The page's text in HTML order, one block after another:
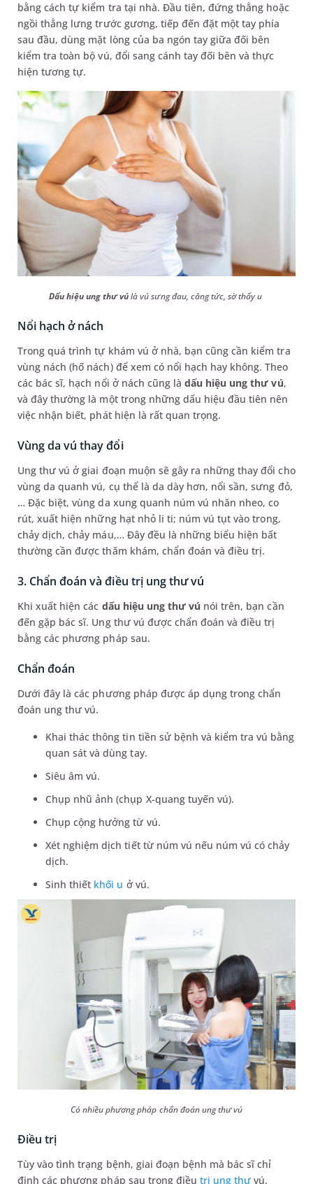
bằng cách tự kiểm tra tại nhà. Đầu tiên, đứng thẳng hoặc
ngồi thẳng lưng trước gương, tiếp đến đặt một tay phía
sau đầu, dùng mặt lòng của ba ngón tay giữa đối bên
kiểm tra toàn bộ vú, đổi sang cánh tay đối bên và thực
hiện tương tự.
Dấu hiệu ung thư vúlà vú sưng đau, căng tức, sờ thấy u
Nổi hạch ở nách
Trong quá trình tự khám vú ở nhà, bạn cũng cần kiểm tra
vùng nách (hố nách) để xem có nổi hạch hay không. Theo
các bác sĩ, hạch nổi ở nách cũng làdấu hiệu ung thư vú,
và đây thường là một trong những dấu hiệu đầu tiên nên
việc nhận biết, phát hiện là rất quan trọng.
Vùng da vú thay đổi
Ung thư vú ở giai đoạn muộn sẽ gây ra những thay đổi cho
vùng da quanh vú, cụ thể là da dày hơn, nổi sần, sưng đỏ,
… Đặc biệt, vùng da xung quanh núm vú nhăn nheo, co
rút, xuất hiện những hạt nhỏ li ti; núm vú tụt vào trong,
chảy dịch, chảy máu,… Đây đều là những biểu hiện bất
thường cần được thăm khám, chẩn đoán và điều trị.
3. Chẩn đoán và điều trị ung thư vú
Khi xuất hiện các dấu hiệu ung thư vú nói trên, bạn cần
đến gặp bác sĩ. Ung thư vú được chẩn đoán và điều trị
bằng các phương pháp sau.
Chẩn đoán
Dưới đây là các phương pháp được áp dụng trong chẩn
đoán ung thư vú.
Khai thác thông tin tiền sử bệnh và kiểm tra vú bằng
quan sát và dùng tay.
Siêu âm vú.
Chụp nhũ ảnh (chụp X-quang tuyến vú).
Chụp cộng hưởng từ vú.
Xét nghiệm dịch tiết từ núm vú nếu núm vú có chảy
dịch.
Sinh thiết khối u ở vú.
Có nhiều phương pháp chẩn đoán ung thư vú
Điều trị
Tùy vào tình trạng bệnh, giai đoạn bệnh mà bác sĩ chỉ
định các phương pháp sau trong điềutrị ung thư vú.